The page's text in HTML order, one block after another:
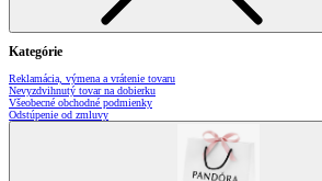
Kategórie
Reklamácia, výmena a vrátenie tovaru
Nevyzdvihnutý tovar na dobierku
Všeobecné obchodné podmienky
Odstúpenie od zmluvy